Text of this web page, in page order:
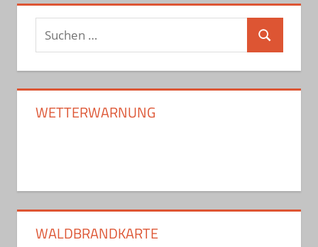
Suchen
nach:
Suchen
WETTERWARNUNG
WALDBRANDKARTE